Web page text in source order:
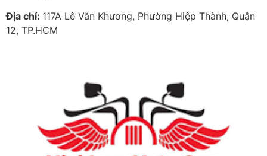
Địa chỉ: 117A Lê Văn Khương, Phường Hiệp Thành, Quận
12, TP.HCM